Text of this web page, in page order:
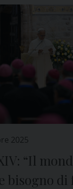
2025
“Il
bisogno di